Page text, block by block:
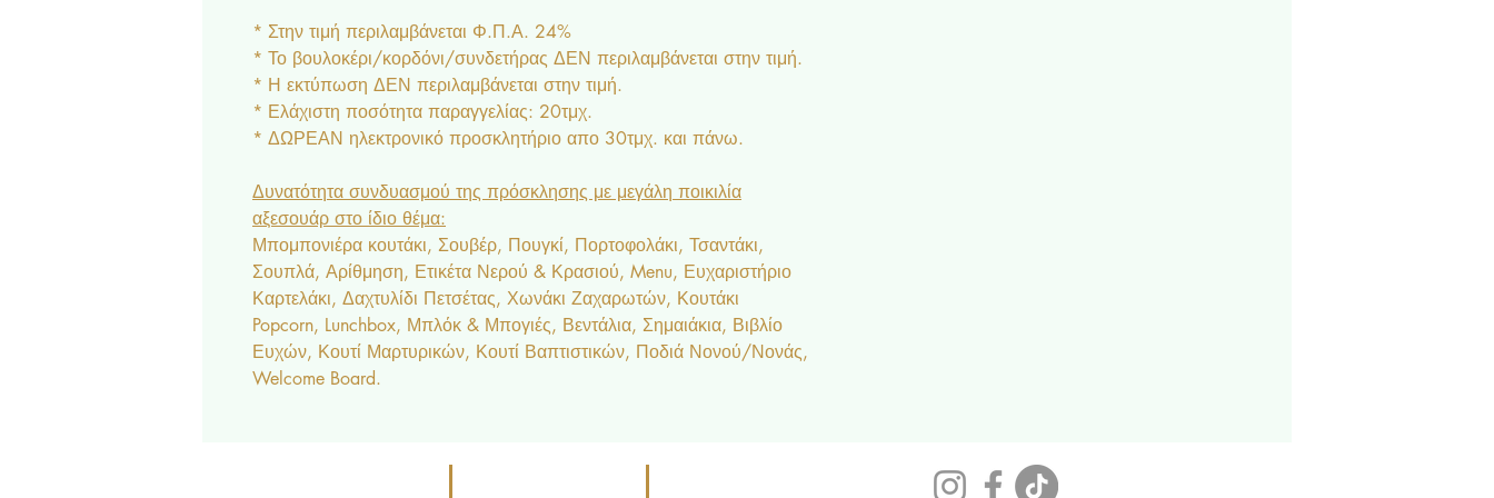
* Στην τιμή περιλαμβάνεται Φ.Π.Α. 24%
* Το βουλοκέρι/κορδόνι/συνδετήρας ΔΕΝ περιλαμβάνεται στην τιμή.
* Η εκτύπωση ΔΕΝ περιλαμβάνεται στην τιμή.
* Ελάχιστη ποσότητα παραγγελίας: 20τμχ.
* ΔΩΡΕΑΝ ηλεκτρονικό προσκλητήριο απο 30τμχ. και πάνω.
Δυνατότητα συνδυασμού της πρόσκλησης με μεγάλη ποικιλία
αξεσουάρ στο ίδιο θέμα:
Μπομπονιέρα κουτάκι, Σουβέρ, Πουγκί, Πορτοφολάκι, Τσαντάκι,
Σουπλά, Αρίθμηση, Ετικέτα Νερού & Κρασιού, Menu, Ευχαριστήριο
Καρτελάκι, Δαχτυλίδι Πετσέτας, Χωνάκι Ζαχαρωτών, Κουτάκι
Popcorn, Lunchbox, Μπλόκ & Μπογιές, Βεντάλια, Σημαιάκια, Βιβλίο
Ευχών, Κουτί Μαρτυρικών, Κουτί Βαπτιστικών, Ποδιά Νονού/Νονάς,
Welcome Board.